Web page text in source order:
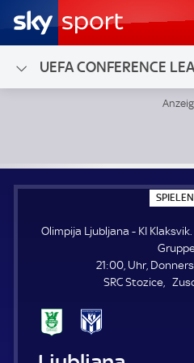
UEFA CONFERENCE
Olimpija Ljubljana - KI
21:00, Uhr,
SRC Stozice